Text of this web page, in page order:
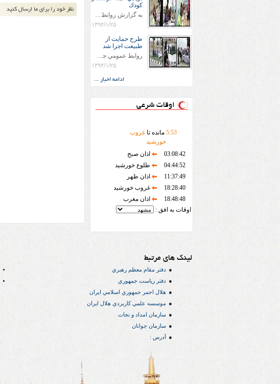
كودك
به گزارش روابط عمومي جمعيت هلال احمر شهرستان سرخس علاوه بر اجرای خدمات امدادی، راهنمایی های گردشگری و موقعیت های جغرافیایی و برپایی چادرهای سلامت به منظور سنجش رایگان فشار و قندخون مسافران، ، خيمه هايي.با عنوان دوستدار کودک تجهیزشده که دراین فضا کودکان مراجعه کننده از طریق نقاشی و سایر هنرهای تجسمی با مفاهیم جمعیت هلال احمر و اصول هفتگانه آن آشنا می شوند. به دليل حضور چشم گير كودكان و خانواده ها سعی شده در قالب های متناسب با سنین کودکان مراجعه کنند
۱۳۹۴/۱/۲۵
طرح حمايت از
طبيعت اجرا شد
روابط عمومي جمعيت هلال احمر سرخس جمعيت هلال احمر سرخس در روز طبيعت جوانان جمعيت هلال احمر سرخس در راستاي حفاظت و حمايت از محيط زيست با انگيزه داشتن طبيعت زيبا و بدون زباله و جهت فرهنگ سازي طرح حمايت از طبيعت را اجرا نمودند. اين طرح با رويكرد حمايتي و اموزشي در خصوص اشتي باطبيعت اجرا شد و در اين طرح 700 عدد كيسه زباله وبروشور در خروجي هاي شهر بين همشهريان و مسافرين نوروزي توزيع گرديد و در راه بازگشت كيسه هاي زباله توسط همشهريان به مامورين محترم شهرداري مستقر در ورودي شهر
۱۳۹۴/۱/۲۵
ادامه اخبار ...
اوقات شرعی
5:53 مانده تاغروب
خورشید
03:08:42
اذان صبح
04:44:52
طلوع خورشید
11:37:49
اذان ظهر
18:28:40
غروب خورشید
18:48:48
اذان مغرب
اوقات به افق :
لینک های مرتبط
دفتر مقام معظم رهبري
دفتر رياست جمهوري
هلال احمر جمهوري اسلامي ايران
موسسه علمي كاربردي هلال ایران
سازمان امداد و نجات
سازمان جوانان
آدرس :